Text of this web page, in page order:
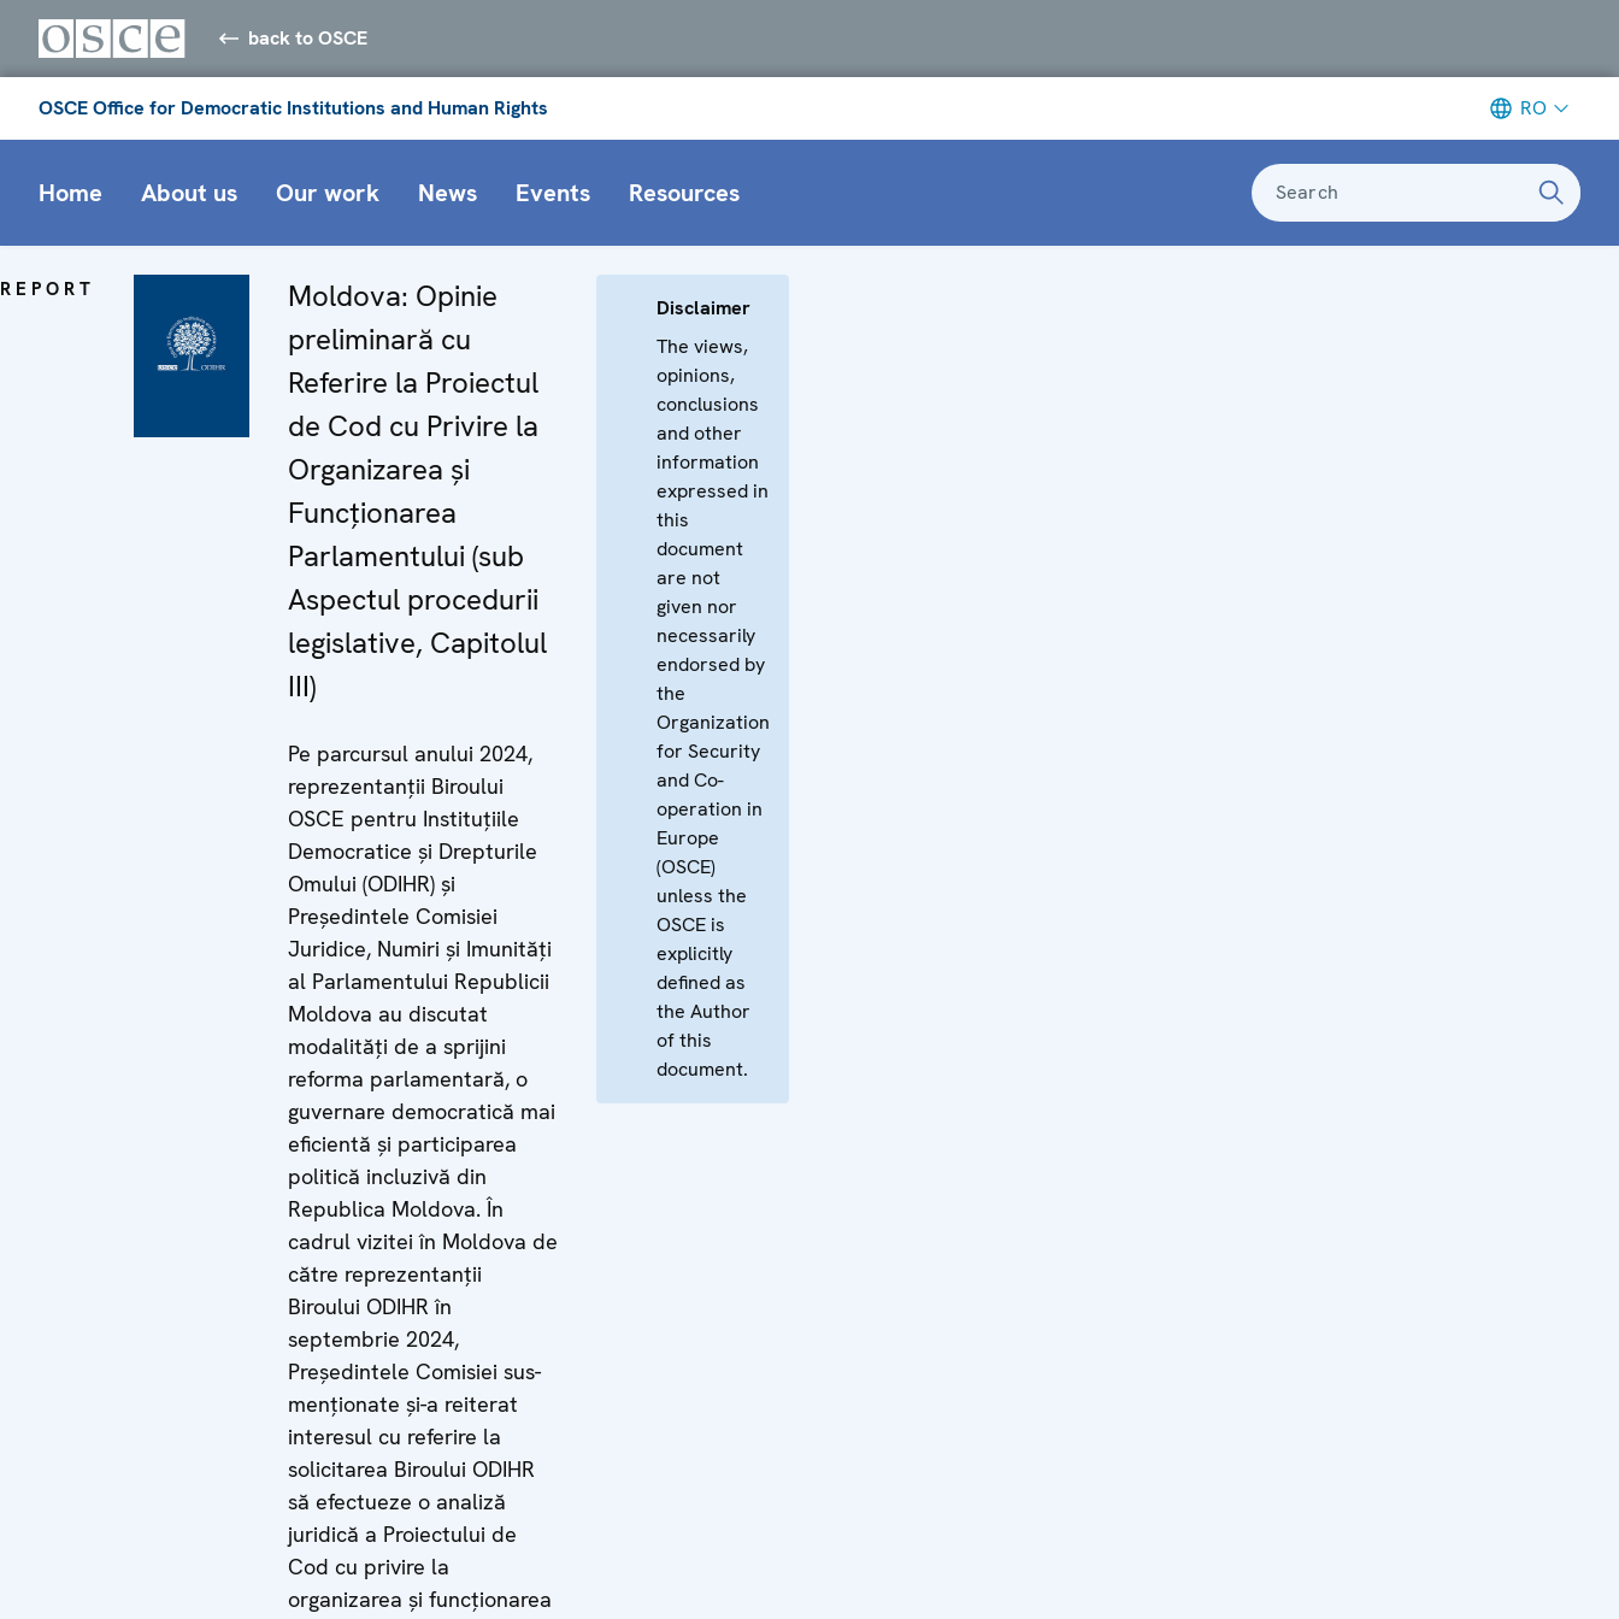
back to OSCE
OSCE Office for Democratic Institutions and Human Rights RO
Home About us Our work News Events Resources Search
REPORT
Moldova: Opinie
preliminară cu
Referire la Proiectul
de Cod cu Privire la
Organizarea și
Funcționarea
Parlamentului (sub
Aspectul procedurii
legislative, Capitolul
III)
Pe parcursul anului 2024,
reprezentanții Biroului
OSCE pentru Instituțiile
Democratice și Drepturile
Omului (ODIHR) și
Președintele Comisiei
Juridice, Numiri și Imunități
al Parlamentului Republicii
Moldova au discutat
modalități de a sprijini
reforma parlamentară, o
guvernare democratică mai
eficientă și participarea
politică incluzivă din
Republica Moldova. În
cadrul vizitei în Moldova de
către reprezentanții
Biroului ODIHR în
septembrie 2024,
Președintele Comisiei sus-
menționate și-a reiterat
interesul cu referire la
solicitarea Biroului ODIHR
să efectueze o analiză
juridică a Proiectului de
Cod cu privire la
organizarea și funcționarea
Disclaimer
The views,
opinions,
conclusions
and other
information
expressed in
this
document
are not
given nor
necessarily
endorsed by
the
Organization
for Security
and Co-
operation in
Europe
(OSCE)
unless the
OSCE is
explicitly
defined as
the Author
of this
document.